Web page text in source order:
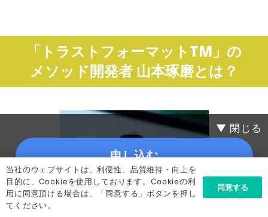
「トラストフォーマットTM」の
メソッド開発者 山本琢磨とは？
申し込む
ご注文・お問い合わせフォームに移動します
▼ 閉じる
当社のウェブサイトは、利便性、品質維持・向上を
目的に、Cookieを使用しております。Cookieの利
用に同意頂ける場合は、「同意する」ボタンを押し
てください。
同意する